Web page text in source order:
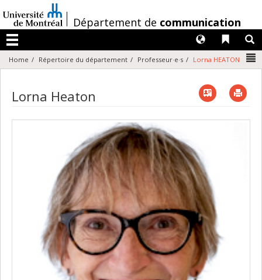
au
contenu
/Département de communication
Menu
Liens
Langues
Home Répertoire du département Professeur·e·s Lorna HEATON
Lorna Heaton Vcard